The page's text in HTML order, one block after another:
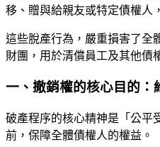
移、贈與給親友或特定債權人
這些脫產行為，嚴重損害了
財團，用於清償員工及其他債
一、撤銷權的核心目的：
破產程序的核心精神是「公平
前，保障全體債權人的權益。